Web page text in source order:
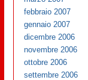
febbraio 2007
gennaio 2007
dicembre 2006
novembre 2006
ottobre 2006
settembre 2006